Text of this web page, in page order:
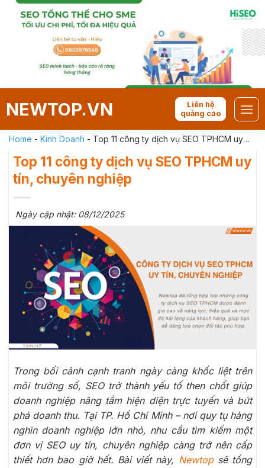
Skip
NEWTOP.VN
Liên hệ
quảng cáo
Home - Kinh Doanh - Top 11 công ty dịch vụ SEO TPHCM uy
Top 11 công ty dịch vụ SEO TPHCM uy
tín, chuyên nghiệp
Ngày cập nhật: 08/12/2025
Trong bối cảnh cạnh tranh ngày càng khốc liệt trên
môi trường số, SEO trở thành yếu tố then chốt giúp
doanh nghiệp nâng tầm hiện diện trực tuyến và bứt
phá doanh thu. Tại TP. Hồ Chí Minh – nơi quy tụ hàng
nghìn doanh nghiệp lớn nhỏ, nhu cầu tìm kiếm một
đơn vị SEO uy tín, chuyên nghiệp càng trở nên cấp
thiết hơn bao giờ hết. Bài viết này, Newtopsẽ tổng